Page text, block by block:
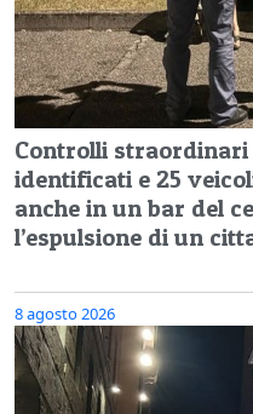
Controlli straordinari
identificati e 25
anche in un bar del
l’espulsione di un
8 agosto 2026